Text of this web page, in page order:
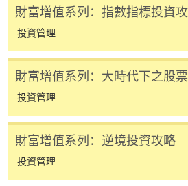
報讀優惠，請親臨學院的報名
在網上報名過程中，由於提交
功被獲取錄。任何不成功的
快與 閣下聯絡。
申請人應注意，不論親身或網
程/科目只可提交一次申請。
在網上報名過程中，付款成功
確認。另外，確認電子郵件
財富增值系列：指數指標投資
投資管理
財富增值系列：大時代下之股
投資管理
財富增值系列：逆境投資攻略
投資管理